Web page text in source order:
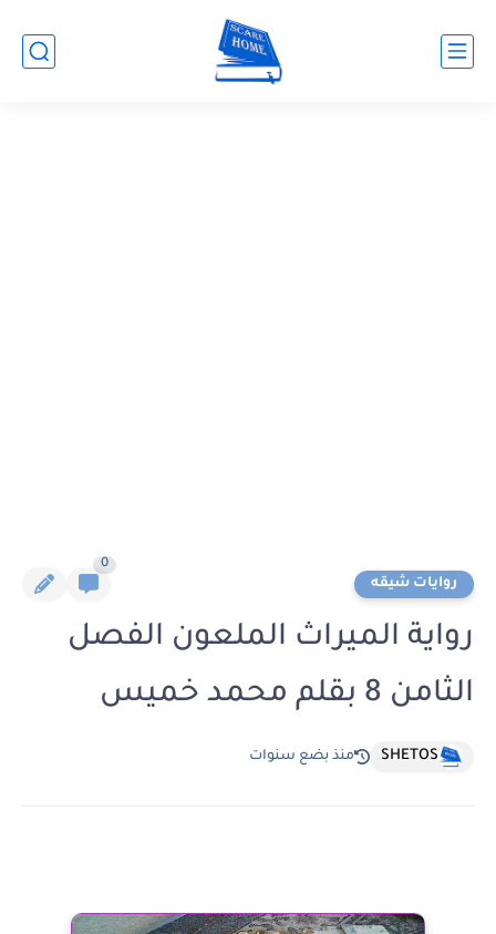
روايات شيقه
0
رواية الميراث الملعون الفصل
الثامن 8 بقلم محمد خميس
SHETOS منذ بضع سنوات